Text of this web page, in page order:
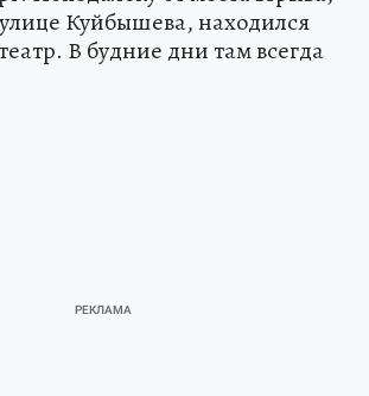
Куйбышева, находился
В будние дни там всегда